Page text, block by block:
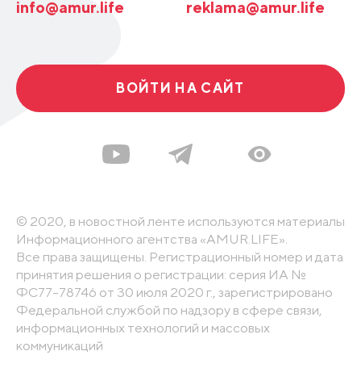
info@amur.life reklama@amur.life
ВОЙТИ НА САЙТ
© 2020, в новостной ленте используются материалы
Информационного агентства «AMUR.LIFE».
Все права защищены. Регистрационный номер и дата
принятия решения о регистрации: серия ИА №
ФС77-78746 от 30 июля 2020 г., зарегистрировано
Федеральной службой по надзору в сфере связи,
информационных технологий и массовых
коммуникаций